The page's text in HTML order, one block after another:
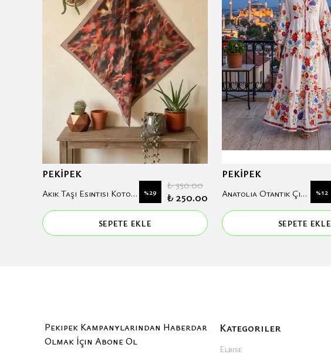
PEKİPEK
Akik Taşı Esintisi Koton Eşarp %29
₺ 350.00
₺ 250.00
SEPETE EKLE
PEKİPEK
Anatolia Otantik Çiçek Desenli Hakim Yaka Modal Elbise %12
SEPETE EKLE
Kategoriler
Elbise
Pekipek Kampanylarından Haberdar
Olmak İçin Abone Ol